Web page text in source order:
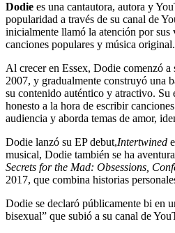
Dodie es una cantautora, autora y
popularidad a través de su canal de
inicialmente llamó la atención por sus
canciones populares y música original.
Al crecer en Essex, Dodie comenzó a
2007, y gradualmente construyó una
su contenido auténtico y atractivo.
honesto a la hora de escribir
audiencia y aborda temas de amor,
Dodie lanzó su EP debut,Intertwined
musical, Dodie también se ha
Secrets for the Mad: Obsessions,
2017, que combina historias
Dodie se declaró públicamente bi en
bisexual” que subió a su canal de